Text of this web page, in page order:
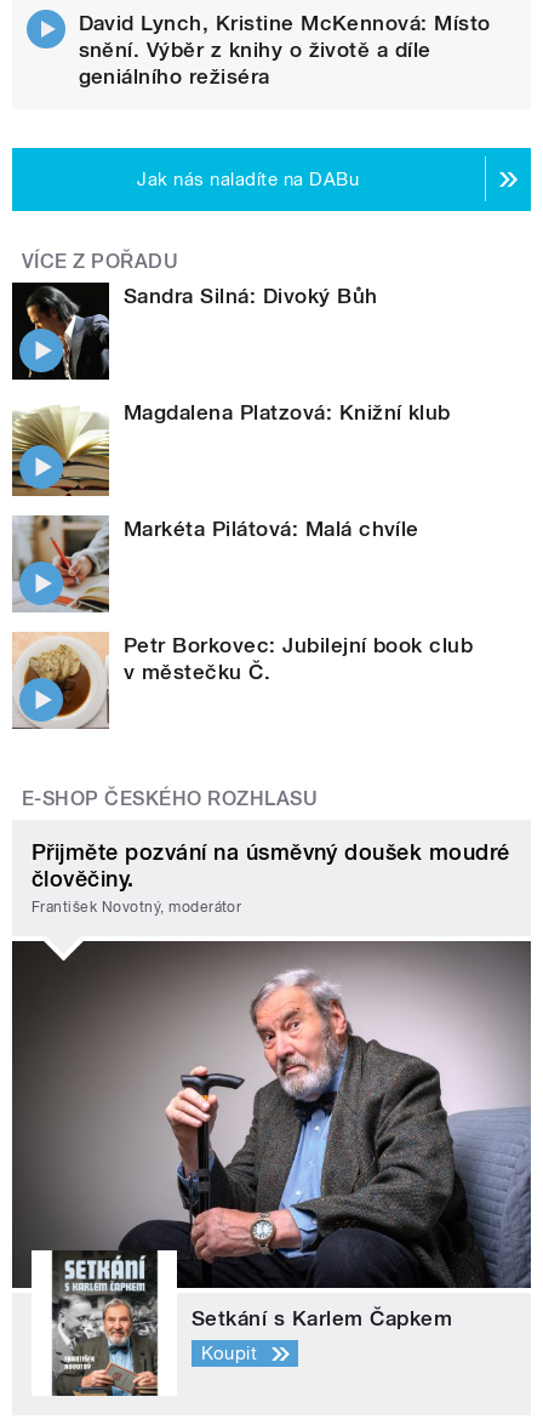
David Lynch, Kristine McKennová: Místo
snění. Výběr z knihy o životě a díle
geniálního režiséra
Jak nás naladíte na DABu
VÍCE Z POŘADU
Sandra Silná: Divoký Bůh
Magdalena Platzová: Knižní klub
Markéta Pilátová: Malá chvíle
Petr Borkovec: Jubilejní book club
v městečku Č.
E-SHOP ČESKÉHO ROZHLASU
Přijměte pozvání na úsměvný doušek moudré
člověčiny.
František Novotný, moderátor
Setkání s Karlem Čapkem
Koupit